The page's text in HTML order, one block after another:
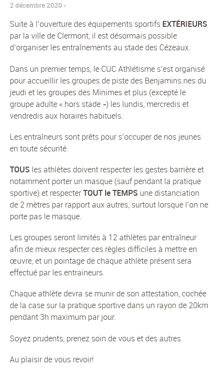
2 décembre 2020
Suite à l’ouverture des équipements sportifs EXTÉRIEURS
par la ville de Clermont, il est désormais possible
d’organiser les entraînements au stade des Cézeaux.
Dans un premier temps, le CUC Athlétisme s’est organisé
pour accueillir les groupes de piste des Benjamins.nes du
jeudi et les groupes des Minimes et plus (excepté le
groupe adulte « hors stade ») les lundis, mercredis et
vendredis aux horaires habituels.
Les entraîneurs sont prêts pour s’occuper de nos jeunes
en toute sécurité.
TOUS les athlètes doivent respecter les gestes barrière et
notamment porter un masque (sauf pendant la pratique
sportive) et respecterTOUT le TEMPS une distanciation
de 2 mètres par rapport aux autres, surtout lorsque l’on ne
porte pas le masque.
Les groupes seront limités à 12 athlètes par entraîneur
afin de mieux respecter ces règles difficiles à mettre en
œuvre, et un pointage de chaque athlète présent sera
effectué par les entraineurs.
Chaque athlète devra se munir de son attestation, cochée
de la case sur la pratique sportive dans un rayon de 20km
pendant 3h maximum par jour.
Soyez prudents, prenez soin de vous et des autres
Au plaisir de vous revoir!